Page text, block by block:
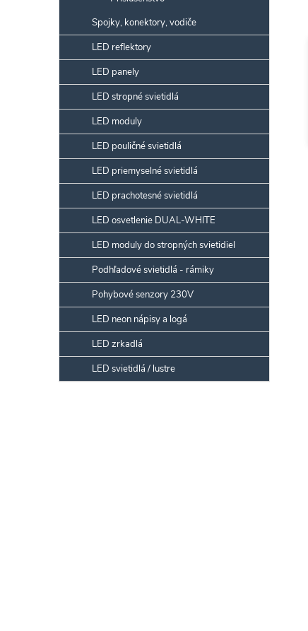
Spojky, konektory, vodiče
LED reflektory
LED panely
LED stropné svietidlá
LED moduly
LED pouličné svietidlá
LED priemyselné svietidlá
LED prachotesné svietidlá
LED osvetlenie DUAL-WHITE
LED moduly do stropných svietidiel
Podhľadové svietidlá - rámiky
Pohybové senzory 230V
LED neon nápisy a logá
LED zrkadlá
LED svietidlá / lustre